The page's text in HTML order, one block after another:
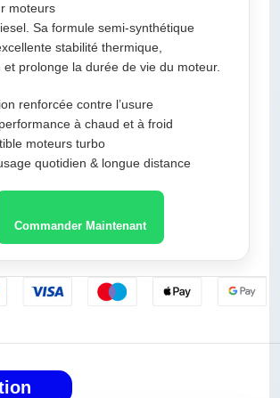
moteurs
Sa formule semi-synthétique
stabilité thermique,
et prolonge la durée de vie du moteur.
renforcée contre l’usure
à chaud et à froid
moteurs turbo
quotidien & longue distance
Commander Maintenant